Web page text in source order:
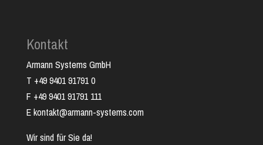
Kontakt
Armann Systems GmbH
T +49 9401 91791 0
F +49 9401 91791 111
E kontakt@armann-systems.com
Wir sind für Sie da!